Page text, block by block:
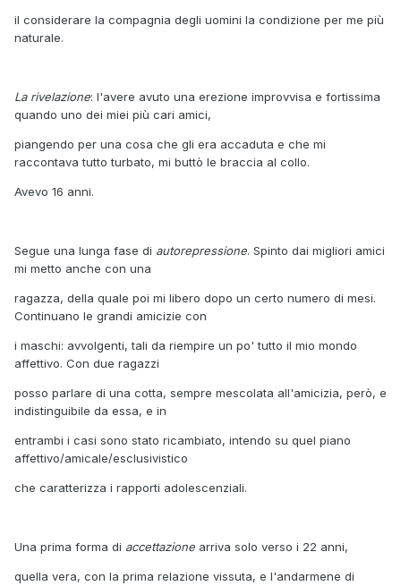
il considerare la compagnia degli uomini la condizione per me più
naturale.
La rivelazione: l'avere avuto una erezione improvvisa e fortissima
quando uno dei miei più cari amici,
piangendo per una cosa che gli era accaduta e che mi
raccontava tutto turbato, mi buttò le braccia al collo.
Avevo 16 anni.
Segue una lunga fase di autorepressione. Spinto dai migliori amici
mi metto anche con una
ragazza, della quale poi mi libero dopo un certo numero di mesi.
Continuano le grandi amicizie con
i maschi: avvolgenti, tali da riempire un po' tutto il mio mondo
affettivo. Con due ragazzi
posso parlare di una cotta, sempre mescolata all'amicizia, però, e
indistinguibile da essa, e in
entrambi i casi sono stato ricambiato, intendo su quel piano
affettivo/amicale/esclusivistico
che caratterizza i rapporti adolescenziali.
Una prima forma di accettazione arriva solo verso i 22 anni,
quella vera, con la prima relazione vissuta, e l'andarmene di